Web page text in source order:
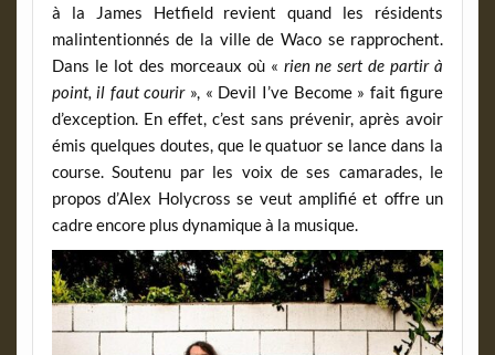
à la James Hetfield revient quand les résidents
malintentionnés de la ville de Waco se rapprochent.
Dans le lot des morceaux où « rien ne sert de partir à
point, il faut courir», « Devil I’ve Become » fait figure
d’exception. En effet, c’est sans prévenir, après avoir
émis quelques doutes, que le quatuor se lance dans la
course. Soutenu par les voix de ses camarades, le
propos d’Alex Holycross se veut amplifié et offre un
cadre encore plus dynamique à la musique.